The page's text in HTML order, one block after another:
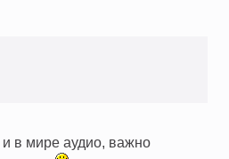
и в мире аудио, важно